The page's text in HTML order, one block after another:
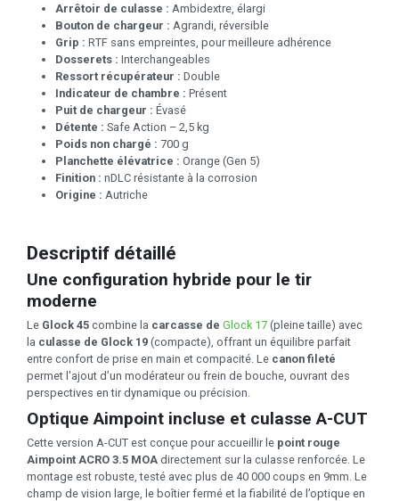
Arrêtoir de culasse : Ambidextre, élargi
Bouton de chargeur : Agrandi, réversible
Grip : RTF sans empreintes, pour meilleure adhérence
Dosserets : Interchangeables
Ressort récupérateur : Double
Indicateur de chambre : Présent
Puit de chargeur : Évasé
Détente : Safe Action – 2,5 kg
Poids non chargé : 700 g
Planchette élévatrice : Orange (Gen 5)
Finition : nDLC résistante à la corrosion
Origine : Autriche
Descriptif détaillé
Une configuration hybride pour le tir
moderne
Le Glock 45 combine la carcasse de Glock 17 (pleine taille) avec
la culasse de Glock 19 (compacte), offrant un équilibre parfait
entre confort de prise en main et compacité. Le canon fileté
permet l'ajout d’un modérateur ou frein de bouche, ouvrant des
perspectives en tir dynamique ou précision.
Optique Aimpoint incluse et culasse A-CUT
Cette version A-CUT est conçue pour accueillir le point rouge
Aimpoint ACRO 3.5 MOA directement sur la culasse renforcée. Le
montage est robuste, testé avec plus de 40 000 coups en 9mm. Le
champ de vision large, le boîtier fermé et la fiabilité de l’optique en